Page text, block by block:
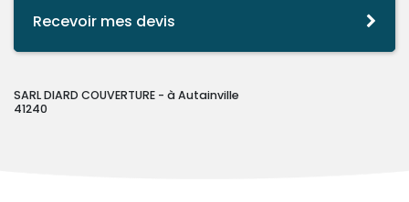
Recevoir mes devis
SARL DIARD COUVERTURE - à Autainville
41240